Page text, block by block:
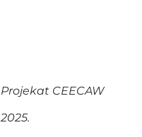
Projekat CEECAW
2025.